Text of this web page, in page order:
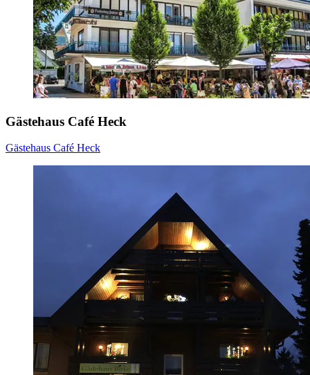
Gästehaus Café Heck
Gästehaus Café Heck